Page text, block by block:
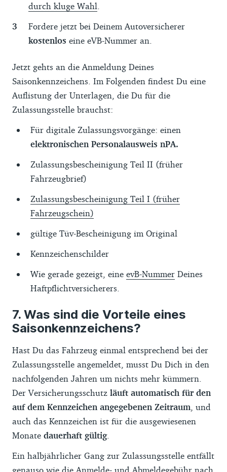
durch kluge Wahl
Fordere jetzt bei Deinem Autoversicherer
kostenlos eine eVB-Nummer an.
Jetzt gehts an die Anmeldung Deines
Saisonkennzeichens. Im Folgenden findest Du eine
Auflistung der Unterlagen, die Du für die
Zulassungsstelle brauchst:
Für digitale Zulassungsvorgänge: einen
elektronischen Personalausweis nPA.
Zulassungsbescheinigung Teil II (früher
Fahrzeugbrief)
Zulassungsbescheinigung Teil I (früher
Fahrzeugschein)
gültige Tüv-Bescheinigung im Original
Kennzeichenschilder
Wie gerade gezeigt, eine evB-Nummer Deines
Haftpflichtversicherers.
Was sind die Vorteile eines
Saisonkennzeichens?
Hast Du das Fahrzeug einmal entsprechend bei der
Zulassungsstelle angemeldet, musst Du Dich in den
nachfolgenden Jahren um nichts mehr kümmern.
Der Versicherungsschutz läuft automatisch für den
auf dem Kennzeichen angegebenen Zeitraum , und
auch das Kennzeichen ist für die ausgewiesenen
Monate dauerhaft gültig.
Ein halbjährlicher Gang zur Zulassungsstelle entfällt
genauso wie die Anmelde- und Abmeldegebühr nach